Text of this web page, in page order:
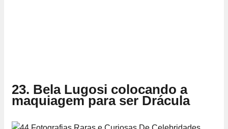
23. Bela Lugosi colocando a
maquiagem para ser Drácula